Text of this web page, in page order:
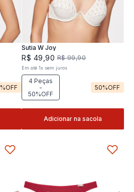
OFF
Sutia W Joy
R$ 49 ,90 R$ 99,90
Em até 1x sem juros
4 Peças
-
50%OFF
50%OFF
Adicionar na sacola